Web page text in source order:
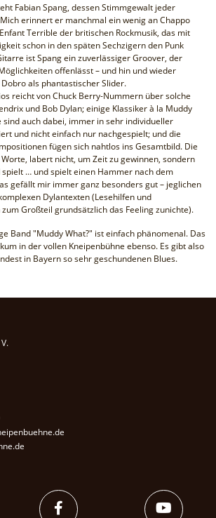
Fabian Spang, dessen Stimmgewalt jeder
erinnert er manchmal ein wenig an Chappo
Terrible der britischen Rockmusik, das mit
schon in den späten Sechzigern den Punk
ist Spang ein zuverlässiger Groover, der
offenlässt – und hin und wieder
als phantastischer Slider.
reicht von Chuck Berry-Nummern über solche
und Bob Dylan; einige Klassiker à la Muddy
sind auch dabei, immer in sehr individueller
und nicht einfach nur nachgespielt; und die
fügen sich nahtlos ins Gesamtbild. Die
labert nicht, um Zeit zu gewinnen, sondern
… und spielt einen Hammer nach dem
gefällt mir immer ganz besonders gut – jeglichen
Dylantexten (Lesehilfen und
Großteil grundsätzlich das Feeling zunichte).
Band "Muddy What?" ist einfach phänomenal. Das
in der vollen Kneipenbühne ebenso. Es gibt also
in Bayern so sehr geschundenen Blues.